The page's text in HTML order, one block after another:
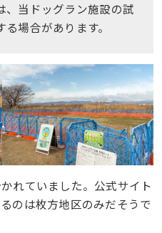
、当ドッグラン施設の試
場合があります。
れていました。公式サイト
のは枚方地区のみだそうで